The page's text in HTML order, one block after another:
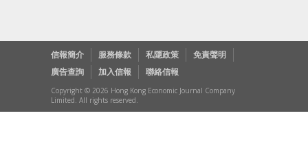
信報簡介 服務條款 私隱政策
免責聲明
廣告查詢
加入信報 聯絡信報
Copyright © 2026 Hong Kong Economic Journal Company
Limited. All rights reserved.